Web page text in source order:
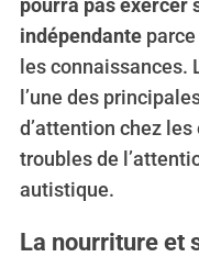
pourra pas exercer
indépendanteparce
les connaissances.
l’une des
d’attention chez
troubles de
autistique.
La nourriture et
o
r
: